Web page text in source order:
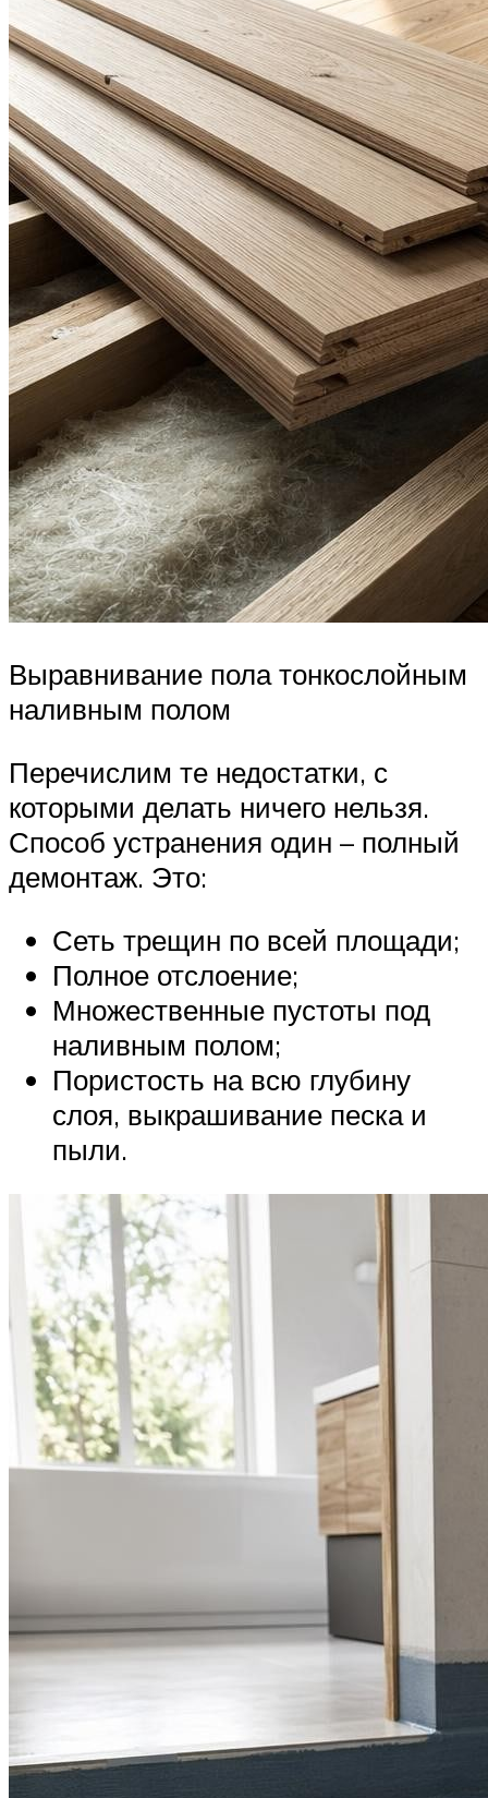
Выравнивание пола тонкослойным
наливным полом
Перечислим те недостатки, с
которыми делать ничего нельзя.
Способ устранения один – полный
демонтаж. Это:
Сеть трещин по всей площади;
Полное отслоение;
Множественные пустоты под
наливным полом;
Пористость на всю глубину
слоя, выкрашивание песка и
пыли.